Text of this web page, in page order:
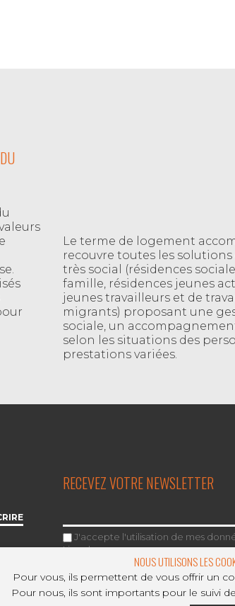
Le terme de logement
recouvre toutes les
très social (résidences
famille, résidences jeunes
jeunes travailleurs et de
migrants) proposant une
sociale, un
selon les situations des
prestations variées.
RECEVEZ VOTRE NEWSLETTER
J'accepte l'utilisation de mes
Lire plus.
NOUS UTILISONS LES
Pour vous, ils permettent de vous offrir un
Pour nous, ils sont importants pour le suivi